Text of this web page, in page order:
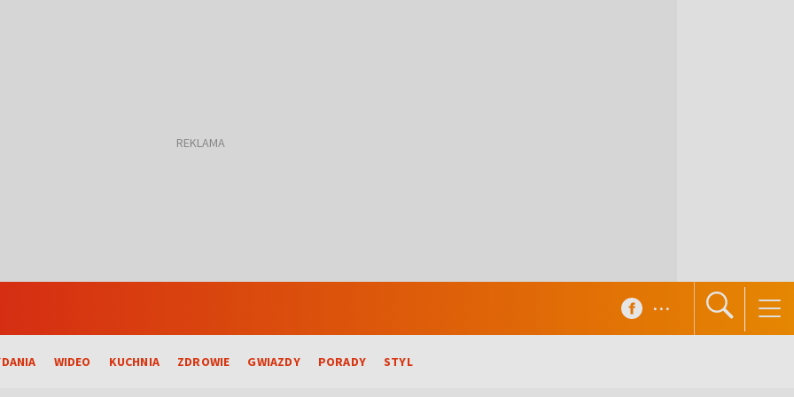
WIDEO KUCHNIA ZDROWIE GWIAZDY PORADY STYL
...